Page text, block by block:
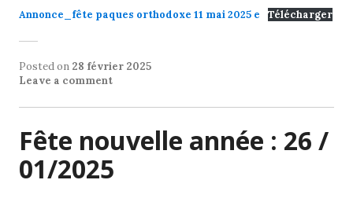
Annonce_fête paques orthodoxe 11 mai 2025 e Télécharger
Posted on 28 février 2025
Leave a comment
Fête nouvelle année : 26 /
01/2025